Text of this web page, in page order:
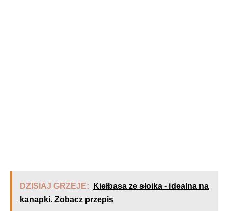
DZISIAJ GRZEJE:
Kiełbasa ze słoika - idealna na
kanapki. Zobacz przepis